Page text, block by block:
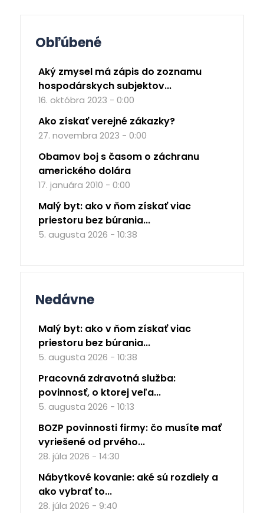
Obľúbené
Aký zmysel má zápis do zoznamu
hospodárskych subjektov...
16. októbra 2023 - 0:00
Ako získať verejné zákazky?
27. novembra 2023 - 0:00
Obamov boj s časom o záchranu
amerického dolára
17. januára 2010 - 0:00
Malý byt: ako v ňom získať viac
priestoru bez búrania...
5. augusta 2026 - 10:38
Nedávne
Malý byt: ako v ňom získať viac
priestoru bez búrania...
5. augusta 2026 - 10:38
Pracovná zdravotná služba:
povinnosť, o ktorej veľa...
5. augusta 2026 - 10:13
BOZP povinnosti firmy: čo musíte mať
vyriešené od prvého...
28. júla 2026 - 14:30
Nábytkové kovanie: aké sú rozdiely a
ako vybrať to...
28. júla 2026 - 9:40